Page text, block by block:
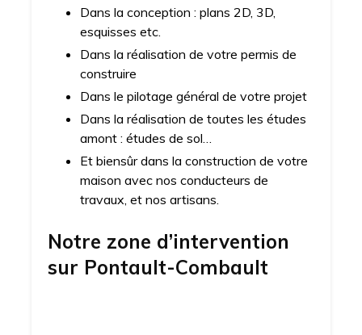
Dans la conception : plans 2D, 3D,
esquisses etc.
Dans la réalisation de votre permis de
construire
Dans le pilotage général de votre projet
Dans la réalisation de toutes les études
amont : études de sol…
Et biensûr dans la construction de votre
maison avec nos conducteurs de
travaux, et nos artisans.
Notre zone d’intervention
sur Pontault-Combault